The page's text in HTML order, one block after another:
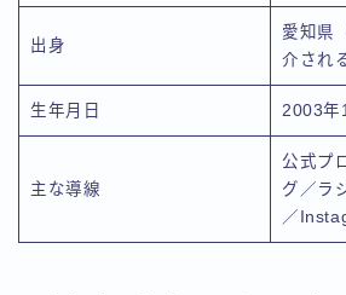
出身
愛知県
介され
生年月日 2003年
主な導線
公式プ
グ／ラ
／